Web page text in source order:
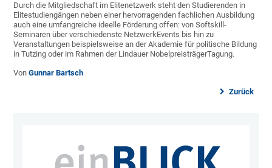
Durch die Mitgliedschaft im Elitenetzwerk steht den Studierenden in
Elitestudiengängen neben einer hervorragenden fachlichen Ausbildung
auch eine umfangreiche ideelle Förderung offen: von Softskill-
Seminaren über verschiedenste Netzwerk­Events bis hin zu
Veranstaltungen beispielsweise an der Akademie für politische Bildung
in Tutzing oder im Rahmen der Lindauer Nobelpreisträger­Tagung.
VonGunnar Bartsch
Zurück